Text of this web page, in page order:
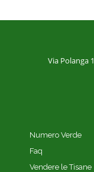
Via Polanga 1
Numero Verde
Faq
Vendere le Tisane